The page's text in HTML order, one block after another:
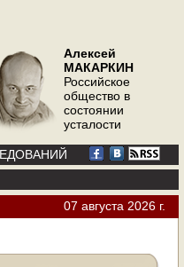
Алексей
МАКАРКИН
Российское
общество в
состоянии
усталости
07 августа 2026 г.